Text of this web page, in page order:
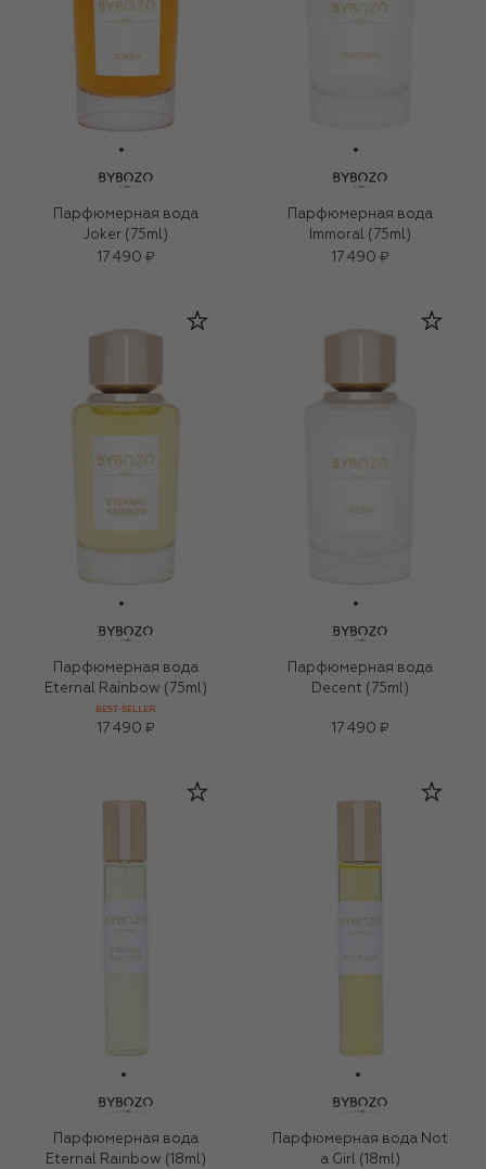
Парфюмерная вода
Joker (75ml)
17 490 ₽
Парфюмерная вода
Immoral (75ml)
17 490 ₽
Парфюмерная вода
Eternal Rainbow (75ml)
BEST-SELLER
17 490 ₽
Парфюмерная вода
Decent (75ml)
17 490 ₽
Парфюмерная вода
Eternal Rainbow (18ml)
Парфюмерная вода Not
a Girl (18ml)